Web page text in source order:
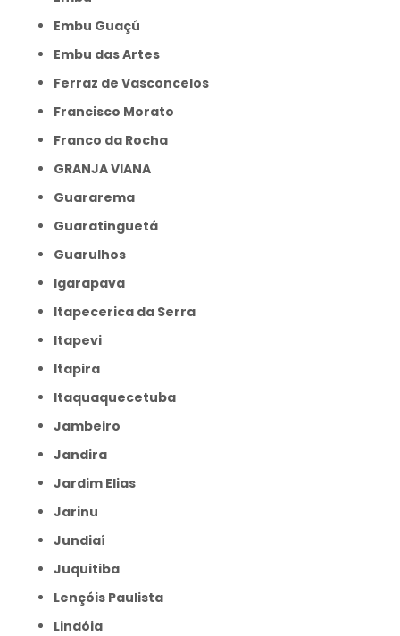
Embu Guaçú
Embu das Artes
Ferraz de Vasconcelos
Francisco Morato
Franco da Rocha
GRANJA VIANA
Guararema
Guaratinguetá
Guarulhos
Igarapava
Itapecerica da Serra
Itapevi
Itapira
Itaquaquecetuba
Jambeiro
Jandira
Jardim Elias
Jarinu
Jundiaí
Juquitiba
Lençóis Paulista
Lindóia